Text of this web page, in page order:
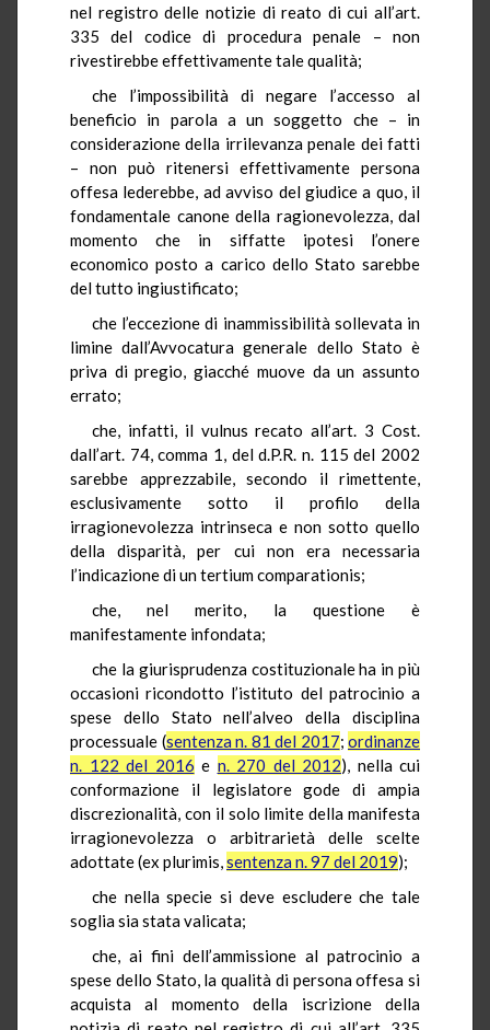
nel registro delle notizie di reato di cui all’art.
335 del codice di procedura penale – non
rivestirebbe effettivamente tale qualità;
che l’impossibilità di negare l’accesso al
beneficio in parola a un soggetto che – in
considerazione della irrilevanza penale dei fatti
– non può ritenersi effettivamente persona
offesa lederebbe, ad avviso del giudice a quo, il
fondamentale canone della ragionevolezza, dal
momento che in siffatte ipotesi l’onere
economico posto a carico dello Stato sarebbe
del tutto ingiustificato;
che l’eccezione di inammissibilità sollevata in
limine dall’Avvocatura generale dello Stato è
priva di pregio, giacché muove da un assunto
errato;
che, infatti, il vulnus recato all’art. 3 Cost.
dall’art. 74, comma 1, del d.P.R. n. 115 del 2002
sarebbe apprezzabile, secondo il rimettente,
esclusivamente sotto il profilo della
irragionevolezza intrinseca e non sotto quello
della disparità, per cui non era necessaria
l’indicazione di un tertium comparationis;
che, nel merito, la questione è
manifestamente infondata;
che la giurisprudenza costituzionale ha in più
occasioni ricondotto l’istituto del patrocinio a
spese dello Stato nell’alveo della disciplina
processuale (sentenza n. 81 del 2017; ordinanze
n. 122 del 2016 e n. 270 del 2012), nella cui
conformazione il legislatore gode di ampia
discrezionalità, con il solo limite della manifesta
irragionevolezza o arbitrarietà delle scelte
adottate (ex plurimis,sentenza n. 97 del 2019);
che nella specie si deve escludere che tale
soglia sia stata valicata;
che, ai fini dell’ammissione al patrocinio a
spese dello Stato, la qualità di persona offesa si
acquista al momento della iscrizione della